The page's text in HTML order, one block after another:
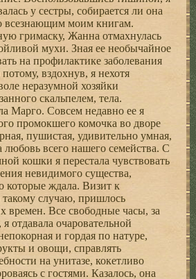
у сестры, собирается ли она
всезнающим моим книгам.
гримаску, Жанна отмахнулась
мухи. Зная ее необычайное
на профилактике заболевания
вздохнув, я нехотя
неразумной хозяйки
скальпелем, тела.
Марго. Совсем недавно ее я
промокшего комочка во дворе
пушистая, удивительно умная,
любовь всего нашего семейства. С
кошки я перестала чувствовать
невидимого существа,
которые ждала. Визит к
такому случаю, пришлось
времен. Все свободные часы, за
отдавала очаровательной
и гордая по натуре,
и овощи, справлять
на унитазе, кокетливо
с гостями. Казалось, она